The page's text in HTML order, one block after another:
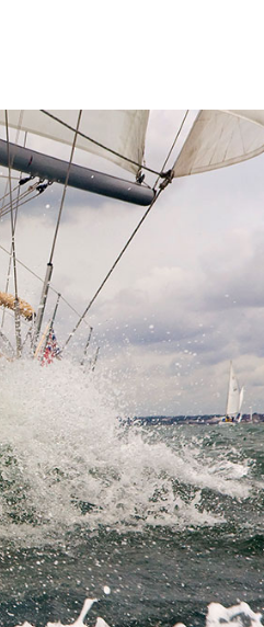
Región de Navegación de
Split
Trogir
Región de Navegación de
Dubrovnik
Región de Navegación de
Istria
Región de Navegación de
Kvarner